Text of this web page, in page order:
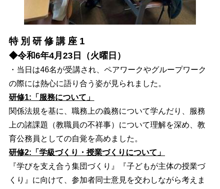
特 別 研 修 講 座 1
◆令和6年4月23日（火曜日）
・当日は46名が受講され、ペアワークやグループワーク
の際には熱心に語り合う姿が見られました。
研修1:「服務について」
関係法規を基に、職務上の義務について学んだり、服務
上の諸課題（教職員の不祥事）について理解を深め、教
育公務員としての自覚を高めました。
研修2:「学級づくり・授業づくりについて」
『学びを支え合う集団づくり』『子どもが主体の授業づ
くり』に向けて、参加者同士意見を交わしながら考えま